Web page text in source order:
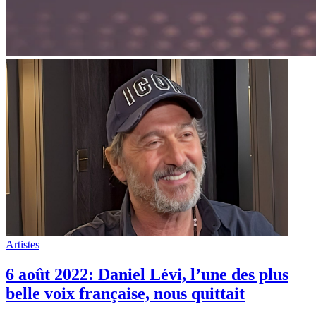
Artistes
6 août 2022: Daniel Lévi, l’une des plus
belle voix française, nous quittait